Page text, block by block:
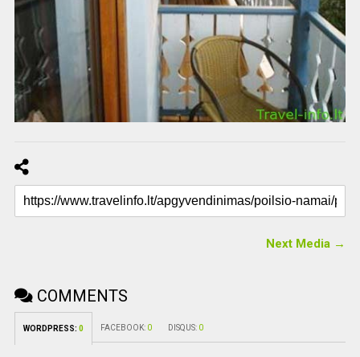
Next Media →
COMMENTS
WORDPRESS: 0 FACEBOOK: 0 DISQUS: 0